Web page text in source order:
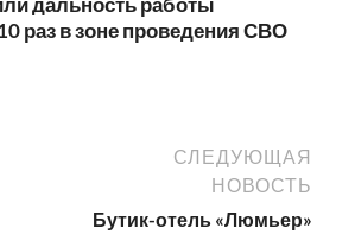
раз в зоне проведения СВО
СЛЕДУЮЩАЯ
НОВОСТЬ
Бутик-отель «Люмьер»